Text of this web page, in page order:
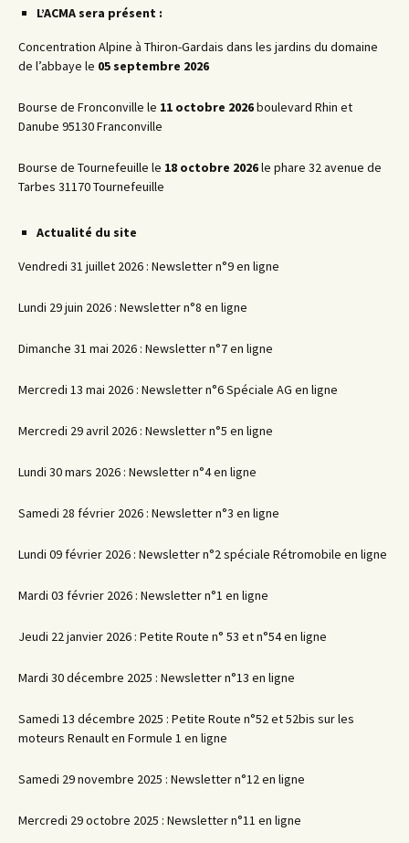
L’ACMA sera présent :
Concentration Alpine à Thiron-Gardais dans les jardins du domaine
de l’abbaye le 05 septembre 2026
Bourse de Fronconville le 11 octobre 2026boulevard Rhin et
Danube 95130 Franconville
Bourse de Tournefeuille le 18 octobre 2026le phare 32 avenue de
Tarbes 31170 Tournefeuille
Actualité du site
Vendredi 31 juillet 2026 : Newsletter n°9 en ligne
Lundi 29 juin 2026 : Newsletter n°8 en ligne
Dimanche 31 mai 2026 : Newsletter n°7 en ligne
Mercredi 13 mai 2026 : Newsletter n°6 Spéciale AG en ligne
Mercredi 29 avril 2026 : Newsletter n°5 en ligne
Lundi 30 mars 2026 : Newsletter n°4 en ligne
Samedi 28 février 2026 : Newsletter n°3 en ligne
Lundi 09 février 2026 : Newsletter n°2 spéciale Rétromobile en ligne
Mardi 03 février 2026 : Newsletter n°1 en ligne
Jeudi 22 janvier 2026 : Petite Route n° 53 et n°54 en ligne
Mardi 30 décembre 2025 : Newsletter n°13 en ligne
Samedi 13 décembre 2025 : Petite Route n°52 et 52bis sur les
moteurs Renault en Formule 1 en ligne
Samedi 29 novembre 2025 : Newsletter n°12 en ligne
Mercredi 29 octobre 2025 : Newsletter n°11 en ligne